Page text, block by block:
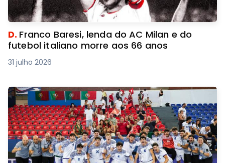
D. Franco Baresi, lenda do AC Milan e do
futebol italiano morre aos 66 anos
31 julho 2026